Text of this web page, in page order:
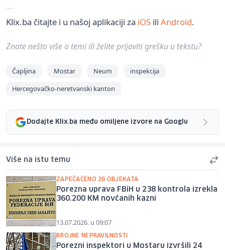
Klix.ba čitajte i u našoj aplikaciji za iOS ili Android.
Znate nešto više o temi ili želite prijaviti grešku u tekstu?
Čapljina Mostar Neum
inspekcija
Hercegovačko-neretvanski kanton
Dodajte Klix.ba među omiljene izvore na Googlu
Više na istu temu
ZAPEČAĆENO 26 OBJEKATA
Porezna uprava FBiH u 238 kontrola izrekla
360.200 KM novčanih kazni
13.07.2026. u 09:07
BROJNE NEPRAVILNOSTI
Porezni inspektori u Mostaru izvršili 24